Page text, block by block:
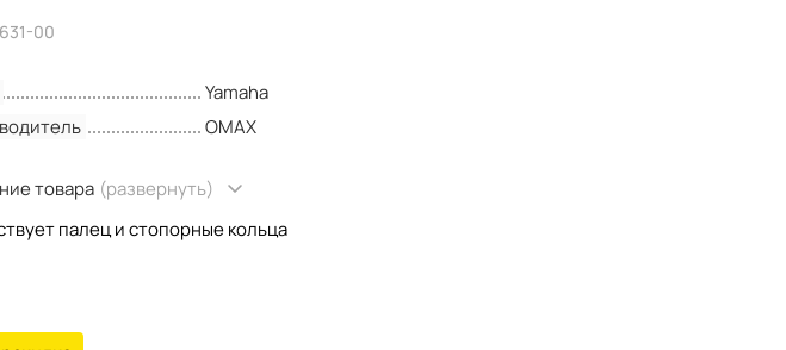
00
Yamaha
OMAX
товара (развернуть)
палец и стопорные кольца